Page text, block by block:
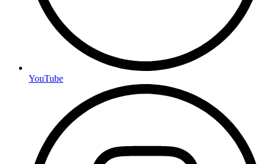
YouTube